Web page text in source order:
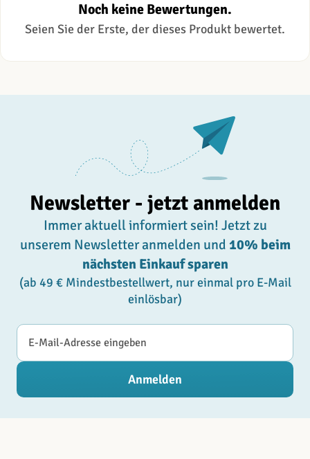
Noch keine Bewertungen.
Seien Sie der Erste, der dieses Produkt bewertet.
Newsletter - jetzt anmelden
Immer aktuell informiert sein! Jetzt zu
unserem Newsletter anmelden und 10% beim
nächsten Einkauf sparen
(ab 49 € Mindestbestellwert, nur einmal pro E-Mail
einlösbar)
E-Mail-Adresse
Anmelden